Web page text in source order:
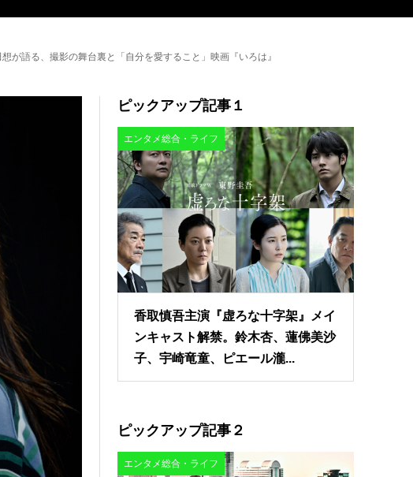
が語る、撮影の舞台裏と「自分を愛すること」映画『いろは』
ピックアップ記事１
エンタメ総合・ライフ
香取慎吾主演『虚ろな十字架』メイ
ンキャスト解禁。鈴木杏、蓮佛美沙
子、宇崎竜童、ピエール瀧...
ピックアップ記事２
エンタメ総合・ライフ